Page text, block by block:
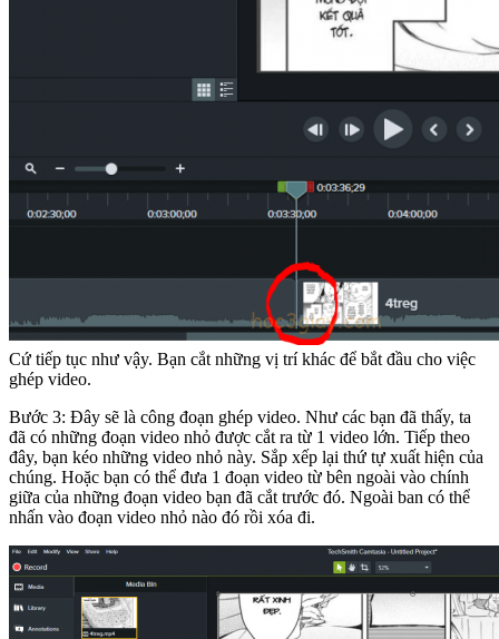
Cứ tiếp tục như vậy. Bạn cắt những vị trí khác để bắt đầu cho việc
ghép video.
Bước 3: Đây sẽ là công đoạn ghép video. Như các bạn đã thấy, ta
đã có những đoạn video nhỏ được cắt ra từ 1 video lớn. Tiếp theo
đây, bạn kéo những video nhỏ này. Sắp xếp lại thứ tự xuất hiện của
chúng. Hoặc bạn có thể đưa 1 đoạn video từ bên ngoài vào chính
giữa của những đoạn video bạn đã cắt trước đó. Ngoài ban có thể
nhấn vào đoạn video nhỏ nào đó rồi xóa đi.